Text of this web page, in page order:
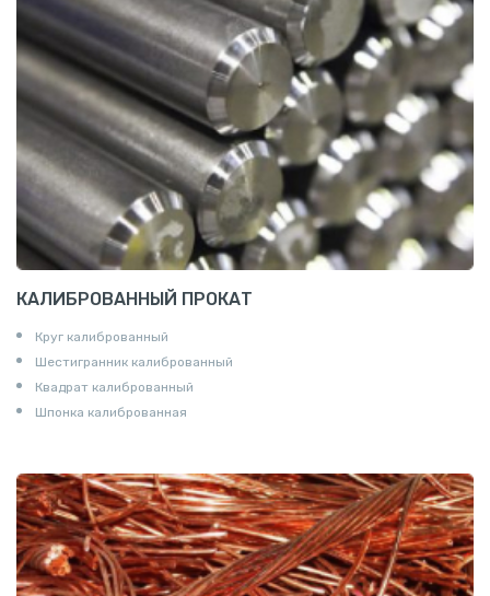
Удлинители для труб
Крестовины
Контргайки
КАЛИБРОВАННЫЙ ПРОКАТ
Круг калиброванный
Шестигранник калиброванный
Квадрат калиброванный
Шпонка калиброванная